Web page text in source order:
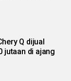
Q dijual
jutaan di ajang